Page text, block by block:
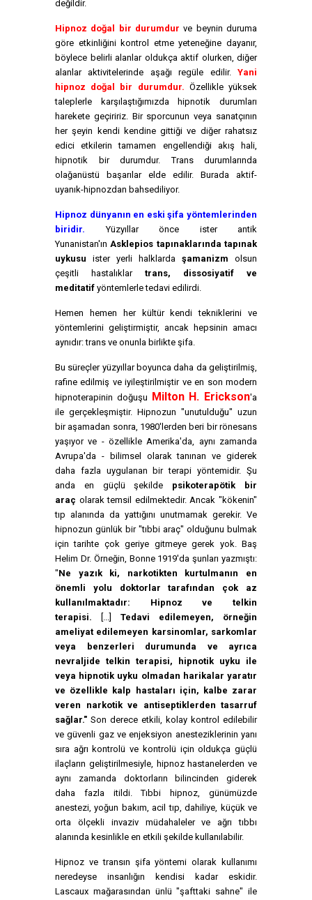
değildir.
Hipnoz doğal bir durumdur ve beynin duruma
göre etkinliğini kontrol etme yeteneğine dayanır,
böylece belirli alanlar oldukça aktif olurken, diğer
alanlar aktivitelerinde aşağı regüle edilir. Yani
hipnoz doğal bir durumdur. Özellikle yüksek
taleplerle karşılaştığımızda hipnotik durumları
harekete geçiririz. Bir sporcunun veya sanatçının
her şeyin kendi kendine gittiği ve diğer rahatsız
edici etkilerin tamamen engellendiği akış hali,
hipnotik bir durumdur. Trans durumlarında
olağanüstü başarılar elde edilir. Burada aktif-
uyanık-hipnozdan bahsediliyor.
Hipnoz dünyanın en eski şifa yöntemlerinden
biridir. Yüzyıllar önce ister antik
Yunanistan'ın Asklepios tapınaklarında tapınak
uykusu ister yerli halklarda şamanizm olsun
çeşitli hastalıklar trans, dissosiyatif ve
meditatif yöntemlerle tedavi edilirdi.
Hemen hemen her kültür kendi tekniklerini ve
yöntemlerini geliştirmiştir, ancak hepsinin amacı
aynıdır: trans ve onunla birlikte şifa.
Bu süreçler yüzyıllar boyunca daha da geliştirilmiş,
rafine edilmiş ve iyileştirilmiştir ve en son modern
hipnoterapinin doğuşu Milton H. Erickson'a
ile gerçekleşmiştir. Hipnozun "unutulduğu" uzun
bir aşamadan sonra, 1980'lerden beri bir rönesans
yaşıyor ve - özellikle Amerika'da, aynı zamanda
Avrupa'da - bilimsel olarak tanınan ve giderek
daha fazla uygulanan bir terapi yöntemidir. Şu
anda en güçlü şekilde psikoterapötik bir
araç olarak temsil edilmektedir. Ancak "kökenin"
tıp alanında da yattığını unutmamak gerekir. Ve
hipnozun günlük bir "tıbbi araç" olduğunu bulmak
için tarihte çok geriye gitmeye gerek yok. Baş
Helim Dr. Örneğin, Bonne 1919'da şunları yazmıştı:
"Ne yazık ki, narkotikten kurtulmanın en
önemli yolu doktorlar tarafından çok az
kullanılmaktadır: Hipnoz ve telkin
terapisi. [...] Tedavi edilemeyen, örneğin
ameliyat edilemeyen karsinomlar, sarkomlar
veya benzerleri durumunda ve ayrıca
nevraljide telkin terapisi, hipnotik uyku ile
veya hipnotik uyku olmadan harikalar yaratır
ve özellikle kalp hastaları için, kalbe zarar
veren narkotik ve antiseptiklerden tasarruf
sağlar." Son derece etkili, kolay kontrol edilebilir
ve güvenli gaz ve enjeksiyon anesteziklerinin yanı
sıra ağrı kontrolü ve kontrolü için oldukça güçlü
ilaçların geliştirilmesiyle, hipnoz hastanelerden ve
aynı zamanda doktorların bilincinden giderek
daha fazla itildi. Tıbbi hipnoz, günümüzde
anestezi, yoğun bakım, acil tıp, dahiliye, küçük ve
orta ölçekli invaziv müdahaleler ve ağrı tıbbı
alanında kesinlikle en etkili şekilde kullanılabilir.
Hipnoz ve transın şifa yöntemi olarak kullanımı
neredeyse insanlığın kendisi kadar eskidir.
Lascaux mağarasından ünlü "şafttaki sahne" ile